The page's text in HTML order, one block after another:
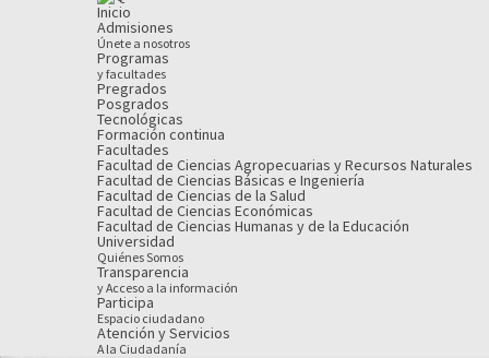
Inicio
Admisiones
Únete a nosotros
Programas
y facultades
Pregrados
Posgrados
Tecnológicas
Formación continua
Facultades
Facultad de Ciencias Agropecuarias y Recursos Naturales
Facultad de Ciencias Básicas e Ingeniería
Facultad de Ciencias de la Salud
Facultad de Ciencias Económicas
Facultad de Ciencias Humanas y de la Educación
Universidad
Quiénes Somos
Transparencia
y Acceso a la información
Participa
Espacio ciudadano
Atención y Servicios
A la Ciudadanía